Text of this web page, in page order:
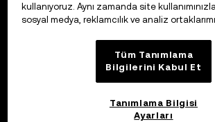
kullanıyoruz. Aynı zamanda site
sosyal medya, reklamcılık ve analiz
Tüm Tanımlama
Bilgilerini Kabul Et
Tanımlama Bilgisi
Ayarları